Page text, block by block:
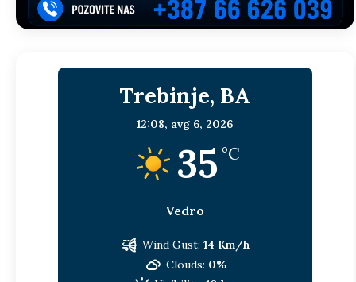
Trebinje, BA
12:08, avg 6, 2026
35 °C
Vedro
Wind Gust: 14 Km/h
Clouds: 0%